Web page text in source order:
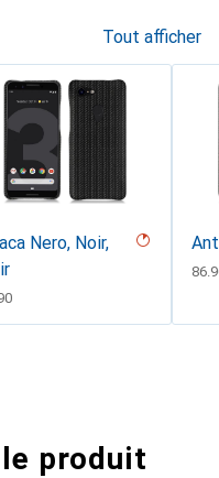
Tout afficher
Nero, Noir,
CHF
produit